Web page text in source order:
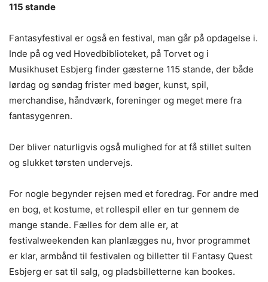
115 stande
Fantasyfestival er også en festival, man går på opdagelse i.
Inde på og ved Hovedbiblioteket, på Torvet og i
Musikhuset Esbjerg finder gæsterne 115 stande, der både
lørdag og søndag frister med bøger, kunst, spil,
merchandise, håndværk, foreninger og meget mere fra
fantasygenren.
Der bliver naturligvis også mulighed for at få stillet sulten
og slukket tørsten undervejs.
For nogle begynder rejsen med et foredrag. For andre med
en bog, et kostume, et rollespil eller en tur gennem de
mange stande. Fælles for dem alle er, at
festivalweekenden kan planlægges nu, hvor programmet
er klar, armbånd til festivalen og billetter til Fantasy Quest
Esbjerg er sat til salg, og pladsbilletterne kan bookes.